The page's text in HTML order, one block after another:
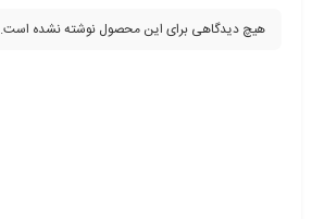
هیچ دیدگاهی برای این محصول نوشته نشده است.